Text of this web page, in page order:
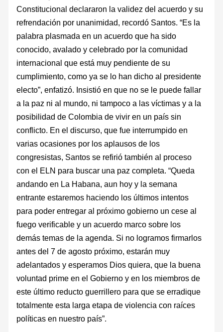
Constitucional declararon la validez del acuerdo y su
refrendación por unanimidad, recordó Santos. “Es la
palabra plasmada en un acuerdo que ha sido
conocido, avalado y celebrado por la comunidad
internacional que está muy pendiente de su
cumplimiento, como ya se lo han dicho al presidente
electo”, enfatizó. Insistió en que no se le puede fallar
a la paz ni al mundo, ni tampoco a las víctimas y a la
posibilidad de Colombia de vivir en un país sin
conflicto. En el discurso, que fue interrumpido en
varias ocasiones por los aplausos de los
congresistas, Santos se refirió también al proceso
con el ELN para buscar una paz completa. “Queda
andando en La Habana, aun hoy y la semana
entrante estaremos haciendo los últimos intentos
para poder entregar al próximo gobierno un cese al
fuego verificable y un acuerdo marco sobre los
demás temas de la agenda. Si no logramos firmarlos
antes del 7 de agosto próximo, estarán muy
adelantados y esperamos Dios quiera, que la buena
voluntad prime en el Gobierno y en los miembros de
este último reducto guerrillero para que se erradique
totalmente esta larga etapa de violencia con raíces
políticas en nuestro país”.